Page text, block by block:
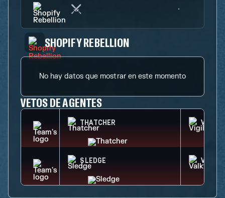
SHOPIFY REBELLION
No hay datos que mostrar en este momento
VETOS DE AGENTES
THATCHER VIGIL
SLEDGE